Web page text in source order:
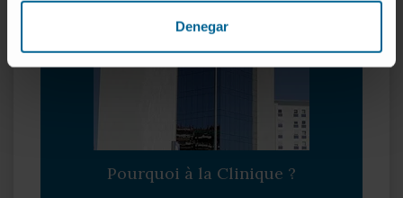
Denegar
Pourquoi à la Clinique ?